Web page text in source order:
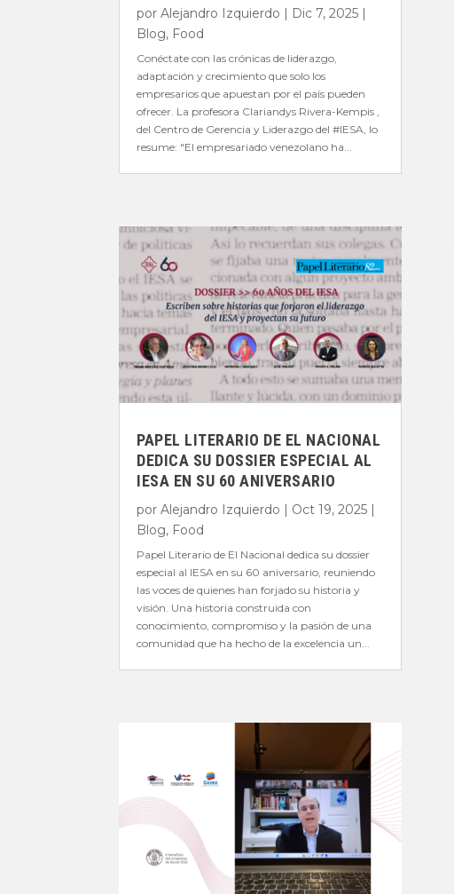
porAlejandro Izquierdo | Dic 7, 2025 |
Blog, Food
Conéctate con las crónicas de liderazgo,
adaptación y crecimiento que solo los
empresarios que apuestan por el país pueden
ofrecer. La profesora Clariandys Rivera-Kempis ,
del Centro de Gerencia y Liderazgo del #IESA, lo
resume: "El empresariado venezolano ha...
PAPEL LITERARIO DE EL NACIONAL
DEDICA SU DOSSIER ESPECIAL AL
IESA EN SU 60 ANIVERSARIO
porAlejandro Izquierdo | Oct 19, 2025 |
Blog, Food
Papel Literario de El Nacional dedica su dossier
especial al IESA en su 60 aniversario, reuniendo
las voces de quienes han forjado su historia y
visión. Una historia construida con
conocimiento, compromiso y la pasión de una
comunidad que ha hecho de la excelencia un...